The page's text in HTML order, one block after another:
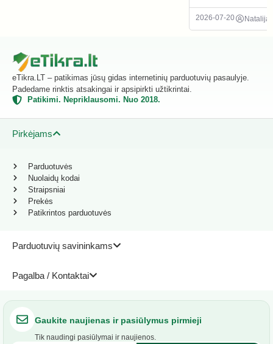
2026-07-20 Natalija
eTikra.LT – patikimas jūsų gidas internetinių parduotuvių pasaulyje.
Padedame rinktis atsakingai ir apsipirkti užtikrintai.
Patikimi. Nepriklausomi. Nuo 2018.
Pirkėjams
Parduotuvių savininkams
Pagalba / Kontaktai
Parduotuvės
Nuolaidų kodai
Straipsniai
Prekės
Patikrintos parduotuvės
Gaukite naujienas ir pasiūlymus pirmieji
Tik naudingi pasiūlymai ir naujienos.